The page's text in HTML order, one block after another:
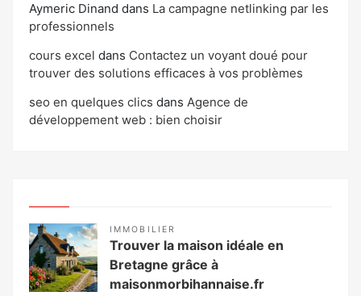
Aymeric Dinand dans La campagne netlinking par les
professionnels
cours excel dans Contactez un voyant doué pour
trouver des solutions efficaces à vos problèmes
seo en quelques clics dans Agence de
développement web : bien choisir
IMMOBILIER
Trouver la maison idéale en
Bretagne grâce à
maisonmorbihannaise.fr